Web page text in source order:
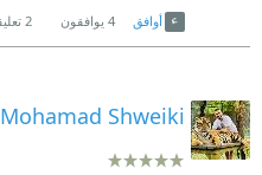
أوافق 4 يوافقون 2 تعليقات
Mohamad Shweiki